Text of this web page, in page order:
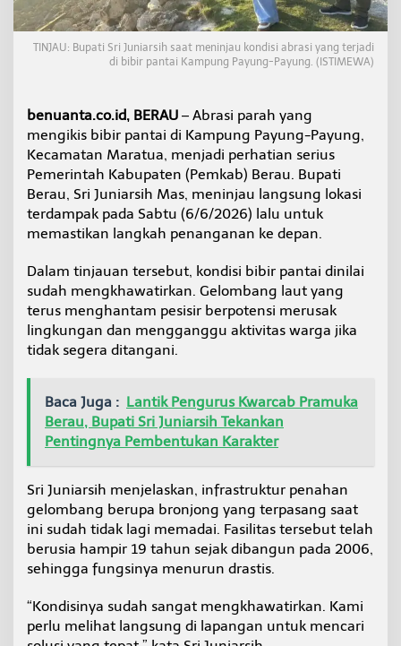
n
g
a
g
-
P
a
u
n
g
B
p
a
t
a
u
D
a
k
P
m
b
n
g
u
TINJAU: Bupati Sri Juniarsih saat meninjau kondisi abrasi yang terjadi
di bibir pantai Kampung Payung-Payung. (ISTIMEWA)
benuanta.co.id, BERAU – Abrasi parah yang
mengikis bibir pantai di Kampung Payung-Payung,
Kecamatan Maratua, menjadi perhatian serius
Pemerintah Kabupaten (Pemkab) Berau. Bupati
Berau, Sri Juniarsih Mas, meninjau langsung lokasi
terdampak pada Sabtu (6/6/2026) lalu untuk
memastikan langkah penanganan ke depan.
Dalam tinjauan tersebut, kondisi bibir pantai dinilai
sudah mengkhawatirkan. Gelombang laut yang
terus menghantam pesisir berpotensi merusak
lingkungan dan mengganggu aktivitas warga jika
tidak segera ditangani.
Baca Juga : Lantik Pengurus Kwarcab Pramuka
Berau, Bupati Sri Juniarsih Tekankan
Pentingnya Pembentukan Karakter
Sri Juniarsih menjelaskan, infrastruktur penahan
gelombang berupa bronjong yang terpasang saat
ini sudah tidak lagi memadai. Fasilitas tersebut telah
berusia hampir 19 tahun sejak dibangun pada 2006,
sehingga fungsinya menurun drastis.
“Kondisinya sudah sangat mengkhawatirkan. Kami
perlu melihat langsung di lapangan untuk mencari